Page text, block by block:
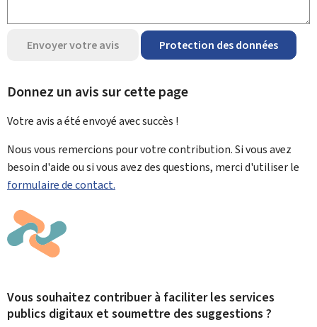
Envoyer votre avis Protection des données
Donnez un avis sur cette page
Votre avis a été envoyé avecsuccès !
Nous vous remercions pour votre contribution. Si vous avez
besoin d'aide ou si vous avez des questions, merci d'utiliser le
formulaire de contact.
Vous souhaitez contribuer à faciliter les services
publics digitaux et soumettre des suggestions ?